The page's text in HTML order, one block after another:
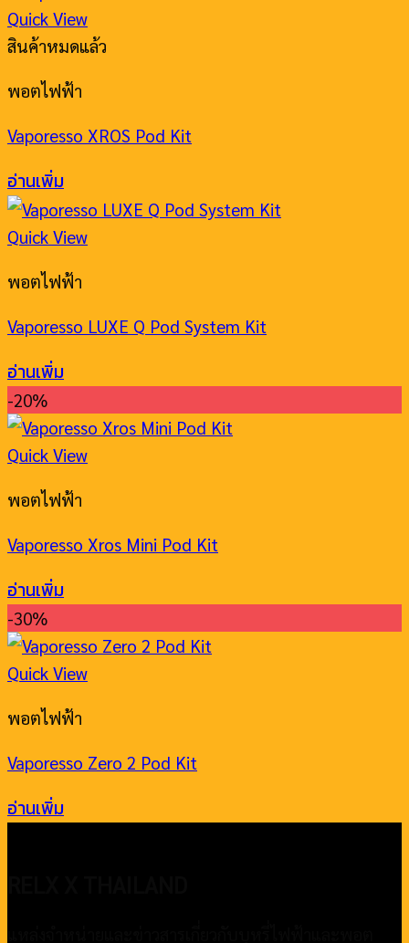
Quick View
สินค้าหมดแล้ว
พอตไฟฟ้า
Vaporesso XROS Pod Kit
อ่านเพิ่ม
Quick View
พอตไฟฟ้า
Vaporesso LUXE Q Pod System Kit
อ่านเพิ่ม
-20%
Quick View
พอตไฟฟ้า
Vaporesso Xros Mini Pod Kit
อ่านเพิ่ม
-30%
Quick View
พอตไฟฟ้า
Vaporesso Zero 2 Pod Kit
อ่านเพิ่ม